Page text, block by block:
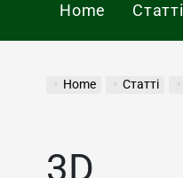
Home Статті
Home Статті
3D